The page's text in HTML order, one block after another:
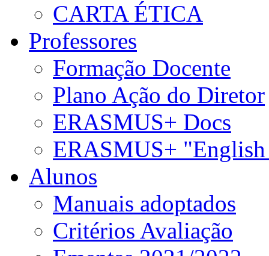
CARTA ÉTICA
Professores
Formação Docente
Plano Ação do Diretor
ERASMUS+ Docs
ERASMUS+
Alunos
Manuais adoptados
Critérios Avaliação